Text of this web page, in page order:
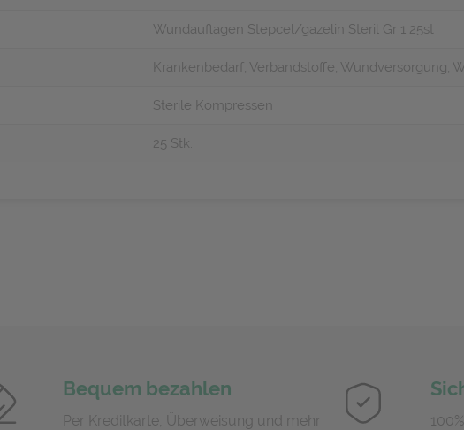
Wundauflagen Stepcel/gazelin Steril Gr 1 25st
Krankenbedarf, Verbandstoffe, Wundversorgung,
Sterile Kompressen
25 Stk.
Bequem bezahlen
Per Kreditkarte, Überweisung und mehr